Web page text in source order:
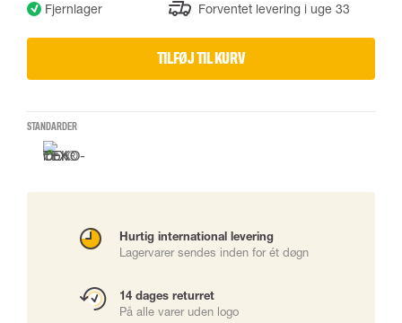
Fjernlager Forventet levering i uge 33
TILFØJ TIL KURV
STANDARDER
Hurtig international levering
Lagervarer sendes inden for ét døgn
14 dages returret
På alle varer uden logo